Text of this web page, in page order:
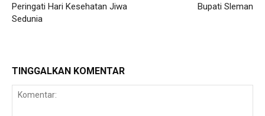
Peringati Hari Kesehatan Jiwa
Sedunia
Bupati Sleman
TINGGALKAN KOMENTAR